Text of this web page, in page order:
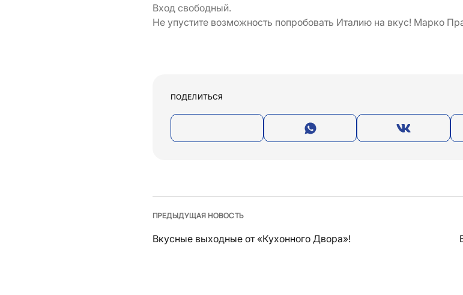
Вход свободный.
Не упустите возможность попробовать Италию на вкус! Марко
ПОДЕЛИТЬСЯ
ПРЕДЫДУЩАЯ НОВОСТЬ
Вкусные выходные от «Кухонного Двора»!